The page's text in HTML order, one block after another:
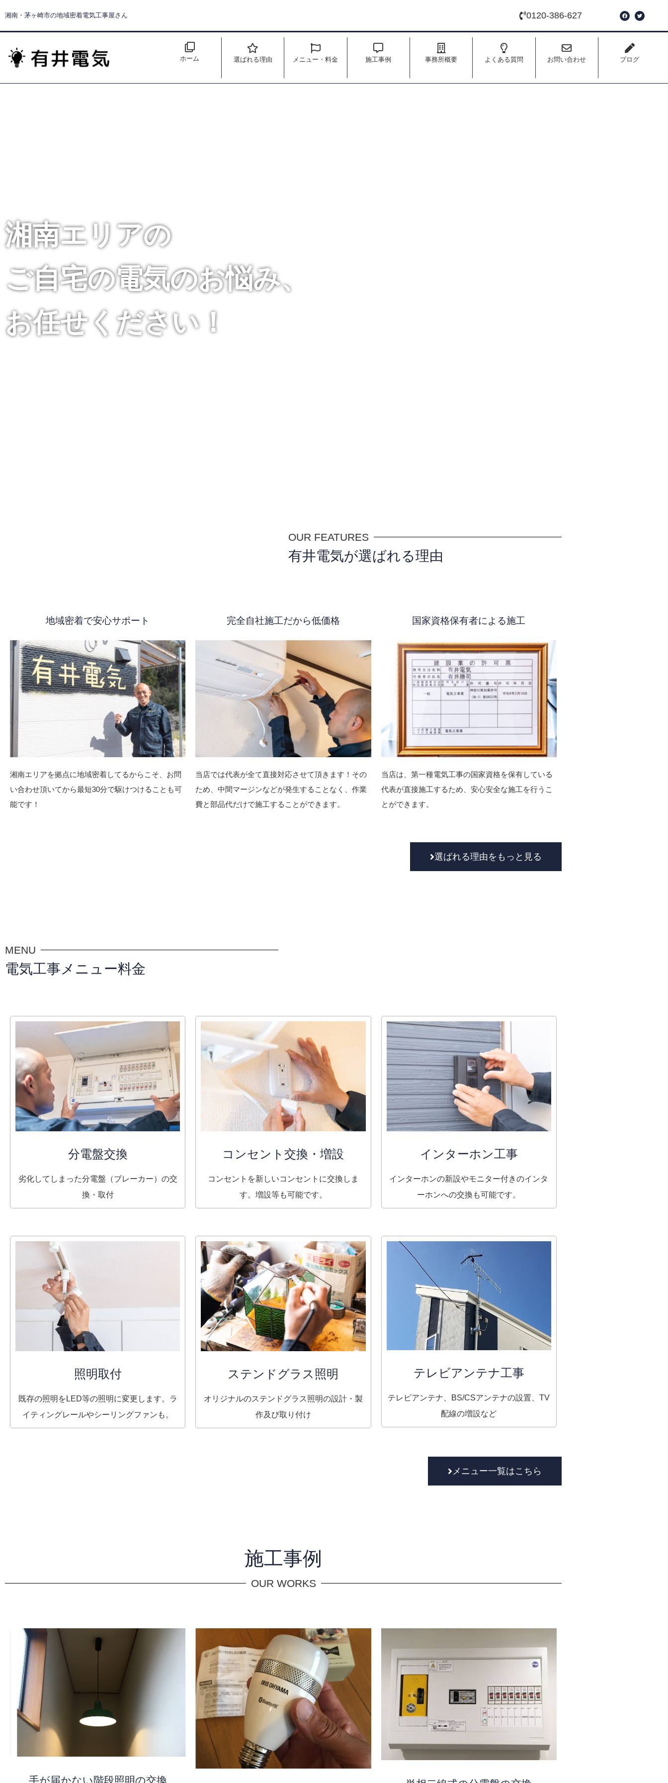
湘南・茅ヶ崎市の地域密着電気工事屋さん 0120-386-627
ホーム 選ばれる理由 メニュー・料金 施工事例 事務所概要 よくある質問 お問い合わせ ブログ
湘南エリアの
ご自宅の電気のお悩み、
お任せください！
OUR FEATURES
有井電気が選ばれる理由
地域密着で安心サポート
湘南エリアを拠点に地域密着してるからこそ、お問
い合わせ頂いてから最短30分で駆けつけることも可
能です！
完全自社施工だから低価格
当店では代表が全て直接対応させて頂きます！その
ため、中間マージンなどが発生することなく、作業
費と部品代だけで施工することができます。
国家資格保有者による施工
当店は、第一種電気工事の国家資格を保有している
代表が直接施工するため、安心安全な施工を行うこ
とができます。
選ばれる理由をもっと見る
MENU
電気工事メニュー料金
分電盤交換
劣化してしまった分電盤（ブレーカー）の交
換・取付
コンセント交換・増設
コンセントを新しいコンセントに交換しま
す。増設等も可能です。
インターホン工事
インターホンの新設やモニター付きのインタ
ーホンへの交換も可能です。
照明取付
既存の照明をLED等の照明に変更します。ラ
イティングレールやシーリングファンも。
ステンドグラス照明
オリジナルのステンドグラス照明の設計・製
作及び取り付け
テレビアンテナ工事
テレビアンテナ、BS/CSアンテナの設置、TV
配線の増設など
メニュー一覧はこちら
施工事例
OUR WORKS
手が届かない階段照明の交換